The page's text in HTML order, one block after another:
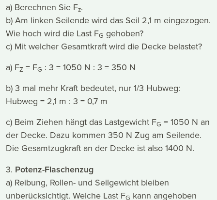
a) Berechnen Sie Fz.
b) Am linken Seilende wird das Seil 2,1 m eingezogen.
Wie hoch wird die Last FG gehoben?
c) Mit welcher Gesamtkraft wird die Decke belastet?
a) FZ = FG : 3 = 1050 N : 3 = 350 N
b) 3 mal mehr Kraft bedeutet, nur 1/3 Hubweg:
Hubweg = 2,1 m : 3 = 0,7 m
c) Beim Ziehen hängt das Lastgewicht FG = 1050 N an
der Decke. Dazu kommen 350 N Zug am Seilende.
Die Gesamtzugkraft an der Decke ist also 1400 N.
3. Potenz-Flaschenzug
a) Reibung, Rollen- und Seilgewicht bleiben
unberücksichtigt. Welche Last FG kann angehoben